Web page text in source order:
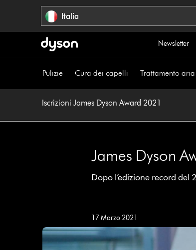
Italia
Newsletter
Pulizie Cura dei capelli Trattamento aria
Iscrizioni James Dyson Award 2021
James Dyson
Dopo l’edizione record
17 Marzo 2021